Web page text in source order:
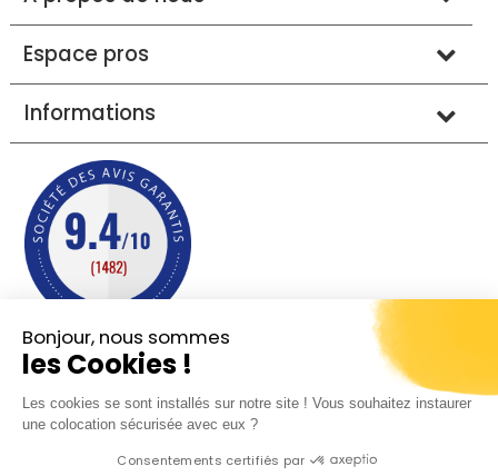
Bonjour, nous sommes
les Cookies !
Les cookies se sont installés sur notre site ! Vous souhaitez instaurer
une colocation sécurisée avec eux ?
Consentements certifiés par
Espace pros
Informations
Mentions légales
Conditions générales de vente
Protection des données
Plan du site
© 2013 - 2026 - Sobreal tous droits réservés